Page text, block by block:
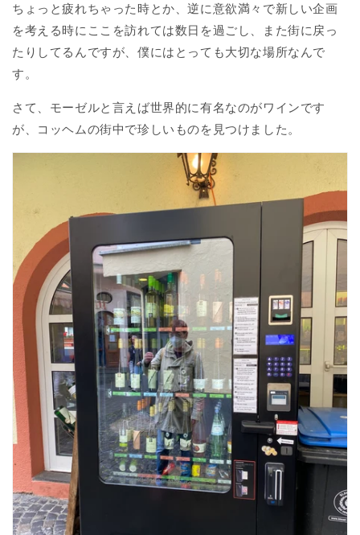
ちょっと疲れちゃった時とか、逆に意欲満々で新しい企画
を考える時にここを訪れては数日を過ごし、また街に戻っ
たりしてるんですが、僕にはとっても大切な場所なんで
す。
さて、モーゼルと言えば世界的に有名なのがワインです
が、コッヘムの街中で珍しいものを見つけました。